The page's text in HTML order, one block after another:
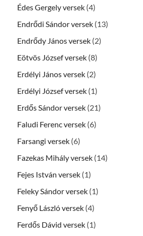
Édes Gergely versek (4)
Endrődi Sándor versek (13)
Endrődy János versek (2)
Eötvös József versek (8)
Erdélyi János versek (2)
Erdélyi József versek (1)
Erdős Sándor versek (21)
Faludi Ferenc versek (6)
Farsangi versek (6)
Fazekas Mihály versek (14)
Fejes István versek (1)
Feleky Sándor versek (1)
Fenyő László versek (4)
Ferdős Dávid versek (1)